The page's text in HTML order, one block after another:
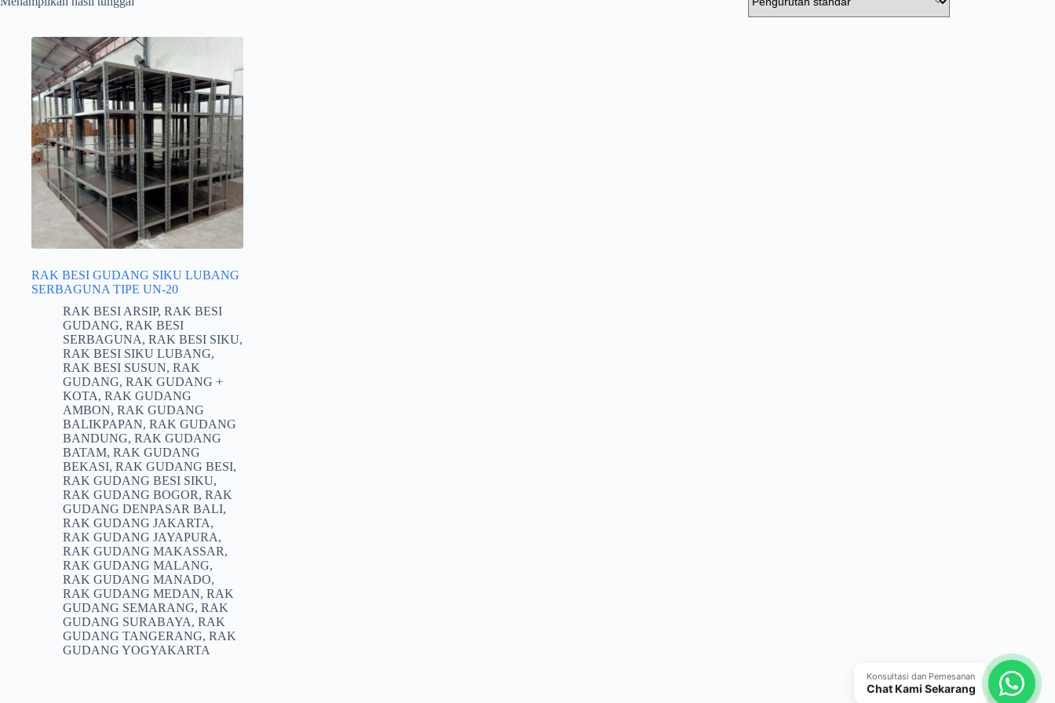
RAK BESI GUDANG SIKU LUBANG
SERBAGUNA TIPE UN-20
RAK BESI ARSIP, RAK BESI
GUDANG, RAK BESI
SERBAGUNA, RAK BESI SIKU,
RAK BESI SIKU LUBANG,
RAK BESI SUSUN, RAK
GUDANG, RAK GUDANG +
KOTA, RAK GUDANG
AMBON, RAK GUDANG
BALIKPAPAN, RAK GUDANG
BANDUNG, RAK GUDANG
BATAM, RAK GUDANG
BEKASI, RAK GUDANG BESI,
RAK GUDANG BESI SIKU,
RAK GUDANG BOGOR, RAK
GUDANG DENPASAR BALI,
RAK GUDANG JAKARTA,
RAK GUDANG JAYAPURA,
RAK GUDANG MAKASSAR,
RAK GUDANG MALANG,
RAK GUDANG MANADO,
RAK GUDANG MEDAN, RAK
GUDANG SEMARANG, RAK
GUDANG SURABAYA, RAK
GUDANG TANGERANG, RAK
GUDANG YOGYAKARTA
Konsultasi dan Pemesanan
Chat Kami Sekarang